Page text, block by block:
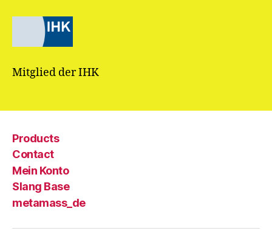
Mitglied der IHK
Products
Contact
Mein Konto
Slang Base
metamass_de